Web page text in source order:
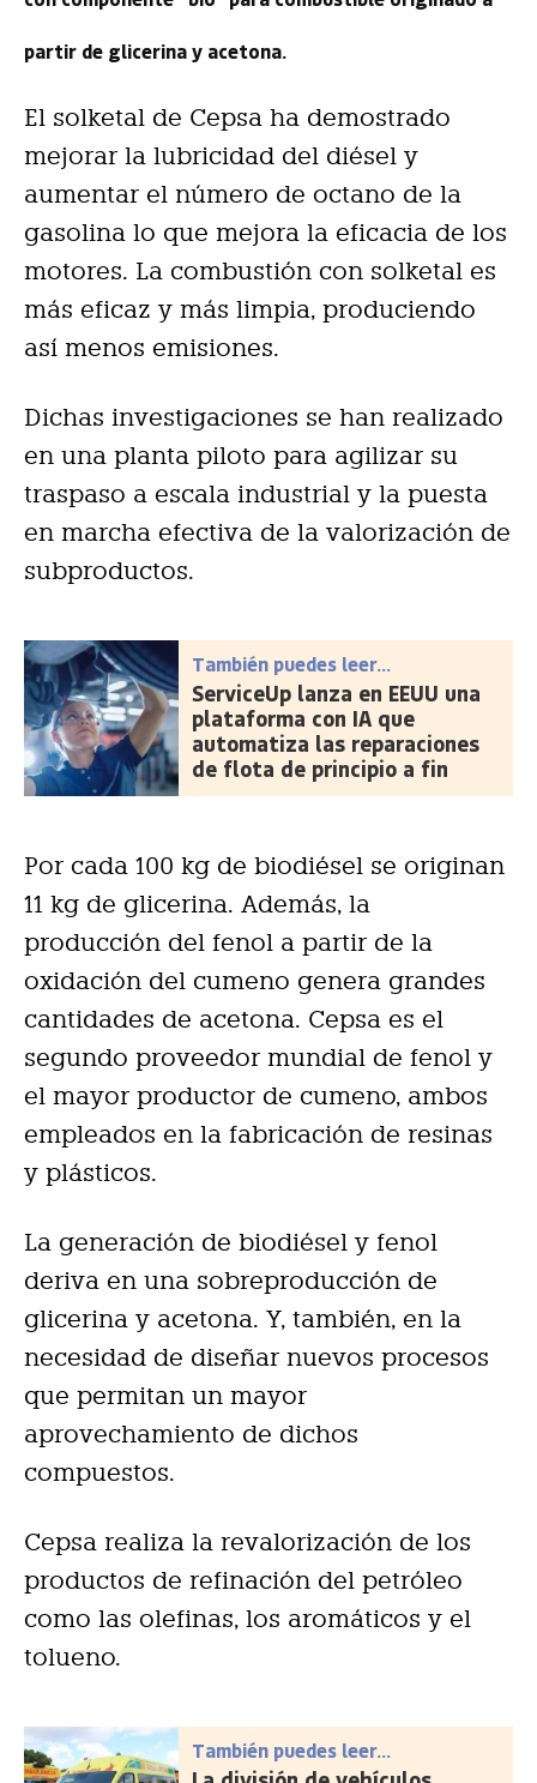
partir de glicerina y acetona.
El solketal de Cepsa ha demostrado
mejorar la lubricidad del diésel y
aumentar el número de octano de la
gasolina lo que mejora la eficacia de los
motores. La combustión con solketal es
más eficaz y más limpia, produciendo
así menos emisiones.
Dichas investigaciones se han realizado
en una planta piloto para agilizar su
traspaso a escala industrial y la puesta
en marcha efectiva de la valorización de
subproductos.
También puedes leer...
ServiceUp lanza en EEUU una
plataforma con IA que
automatiza las reparaciones
de flota de principio a fin
Por cada 100 kg de biodiésel se originan
11 kg de glicerina. Además, la
producción del fenol a partir de la
oxidación del cumeno genera grandes
cantidades de acetona. Cepsa es el
segundo proveedor mundial de fenol y
el mayor productor de cumeno, ambos
empleados en la fabricación de resinas
y plásticos.
La generación de biodiésel y fenol
deriva en una sobreproducción de
glicerina y acetona. Y, también, en la
necesidad de diseñar nuevos procesos
que permitan un mayor
aprovechamiento de dichos
compuestos.
Cepsa realiza la revalorización de los
productos de refinación del petróleo
como las olefinas, los aromáticos y el
tolueno.
También puedes leer...